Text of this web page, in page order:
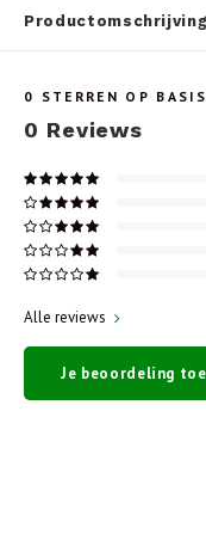
Productomschrijving
0 STERREN OP
0 Reviews
Alle reviews
Je beoordeling